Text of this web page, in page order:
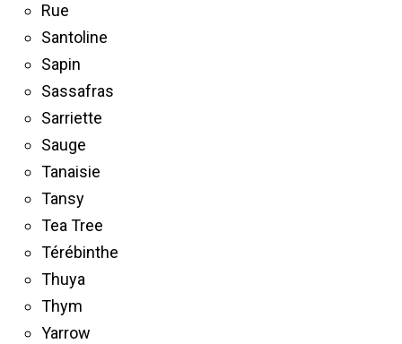
Rue
Santoline
Sapin
Sassafras
Sarriette
Sauge
Tanaisie
Tansy
Tea Tree
Térébinthe
Thuya
Thym
Yarrow